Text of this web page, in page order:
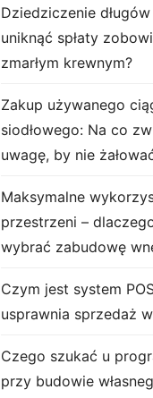
Dziedziczenie
uniknąć spłaty
zmarłym krewnym?
Zakup używanego
siodłowego: Na co
uwagę, by nie
Maksymalne
przestrzeni –
wybrać zabudowę
Czym jest system
usprawnia sprzedaż
Czego szukać u
przy budowie